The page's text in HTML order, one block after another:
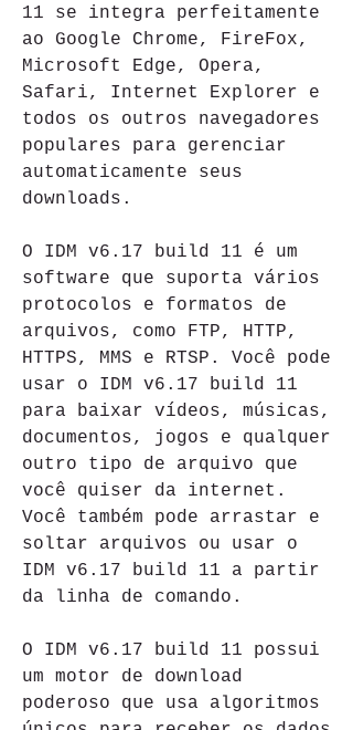
11 se integra perfeitamente
ao Google Chrome, FireFox,
Microsoft Edge, Opera,
Safari, Internet Explorer e
todos os outros navegadores
populares para gerenciar
automaticamente seus
downloads.
O IDM v6.17 build 11 é um
software que suporta vários
protocolos e formatos de
arquivos, como FTP, HTTP,
HTTPS, MMS e RTSP. Você pode
usar o IDM v6.17 build 11
para baixar vídeos, músicas,
documentos, jogos e qualquer
outro tipo de arquivo que
você quiser da internet.
Você também pode arrastar e
soltar arquivos ou usar o
IDM v6.17 build 11 a partir
da linha de comando.
O IDM v6.17 build 11 possui
um motor de download
poderoso que usa algoritmos